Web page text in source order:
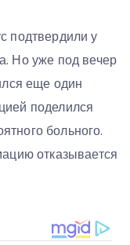
подтвердили у
Но уже под вечер
еще один
поделился
больного.
отказывается